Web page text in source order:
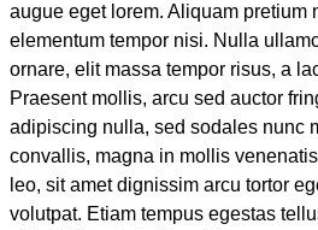
augue eget lorem. Aliquam pretium
elementum tempor nisi. Nulla
ornare, elit massa tempor risus, a
Praesent mollis, arcu sed auctor
adipiscing nulla, sed sodales nunc
convallis, magna in mollis
leo, sit amet dignissim arcu tortor
volutpat. Etiam tempus egestas